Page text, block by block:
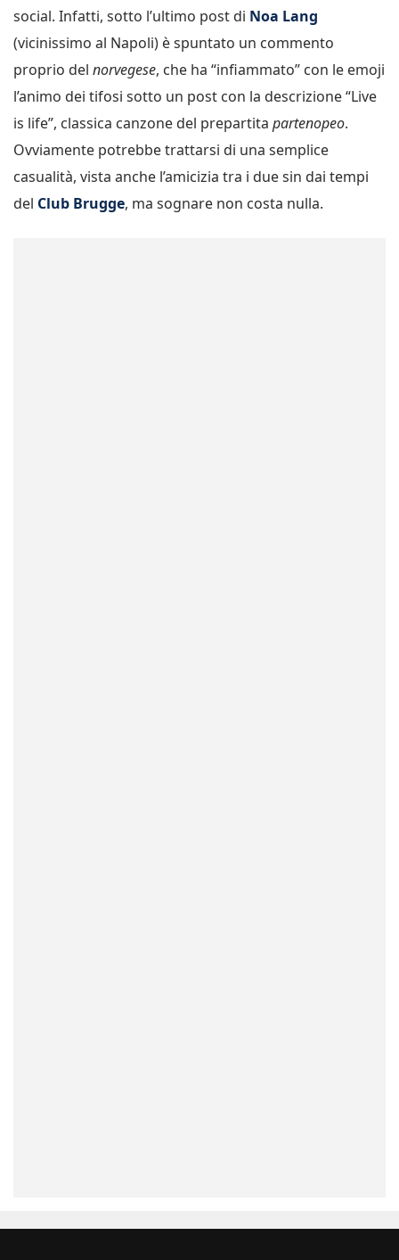
social. Infatti, sotto l’ultimo post di Noa Lang
(vicinissimo al Napoli) è spuntato un commento
proprio del norvegese, che ha “infiammato” con le emoji
l’animo dei tifosi sotto un post con la descrizione “Live
is life”, classica canzone del prepartita partenopeo.
Ovviamente potrebbe trattarsi di una semplice
casualità, vista anche l’amicizia tra i due sin dai tempi
del Club Brugge, ma sognare non costa nulla.